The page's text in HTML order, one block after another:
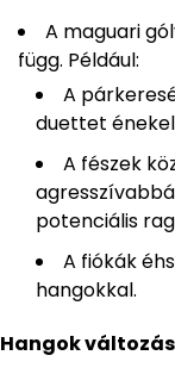
A maguari
függ. Például:
A
duettet
A fészek
potenciális
A fiókák
hangokkal.
Hangok